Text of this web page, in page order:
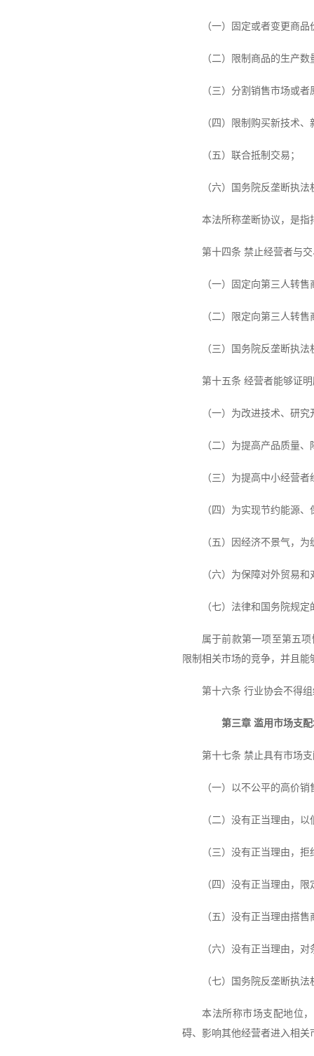
（一）固定或者变更商品
（二）限制商品的生产
（三）分割销售市场或
（四）限制购买新技术
（五）联合抵制交易；
（六）国务院反垄断执
本法所称垄断协议，是指
第十四条 禁止经营者与
（一）固定向第三人转
（二）限定向第三人转
（三）国务院反垄断执
第十五条 经营者能够证
（一）为改进技术、研
（二）为提高产品质量
（三）为提高中小经营
（四）为实现节约能源
（五）因经济不景气，
（六）为保障对外贸易
（七）法律和国务院规
属于前款第一项至第五
限制相关市场的竞争，并且
第十六条 行业协会不得
第三章 滥用市场支配
第十七条 禁止具有市场
（一）以不公平的高价
（二）没有正当理由，
（三）没有正当理由，
（四）没有正当理由，
（五）没有正当理由搭
（六）没有正当理由，
（七）国务院反垄断执
本法所称市场支配地位
碍、影响其他经营者进入相关